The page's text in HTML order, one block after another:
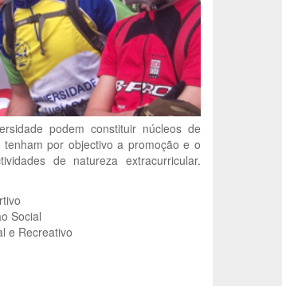
podem constituir núcleos de
por objectivo a promoção e o
de natureza extracurricular.
Social
e Recreativo